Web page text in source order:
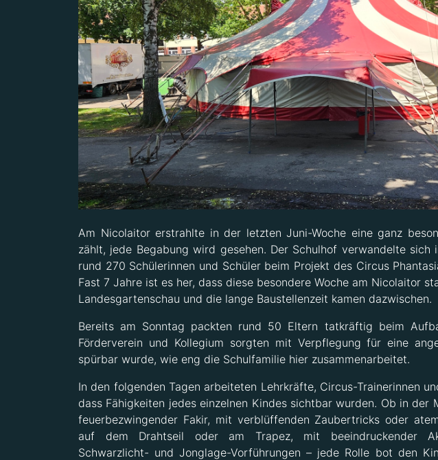
Am Nicolaitor erstrahlte in der letzten Juni-Woche eine ganz
zählt, jede Begabung wird gesehen. Der Schulhof verwandelte sich
rund 270 Schülerinnen und Schüler beim Projekt des Circus
Fast 7 Jahre ist es her, dass diese besondere Woche am Nicolaitor
Landesgartenschau und die lange Baustellenzeit kamen dazwischen.
Bereits am Sonntag packten rund 50 Eltern tatkräftig beim
Förderverein und Kollegium sorgten mit Verpflegung für eine
spürbar wurde, wie eng die Schulfamilie hier zusammenarbeitet.
In den folgenden Tagen arbeiteten Lehrkräfte, Circus-Trainerinnen
dass Fähigkeiten jedes einzelnen Kindes sichtbar wurden. Ob in der
feuerbezwingender Fakir, mit verblüffenden Zaubertricks oder
auf dem Drahtseil oder am Trapez, mit beeindruckender
Schwarzlicht- und Jonglage-Vorführungen – jede Rolle bot den